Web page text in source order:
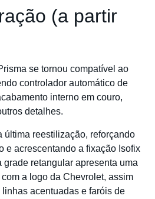
(a partir
se tornou compatível ao
controlador automático de
interno em couro,
detalhes.
última reestilização, reforçando
e acrescentando a fixação Isofix
retangular apresenta uma
a logo da Chevrolet, assim
acentuadas e faróis de